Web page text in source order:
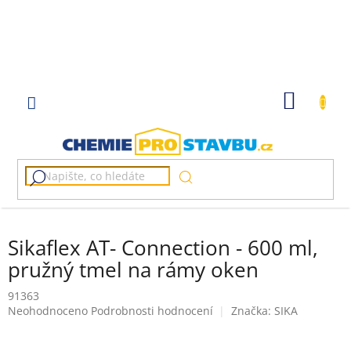
Sikaflex AT- Connection - 600 ml,
pružný tmel na rámy oken
91363
Průměrné
Neohodnoceno Podrobnosti hodnocení Značka: SIKA